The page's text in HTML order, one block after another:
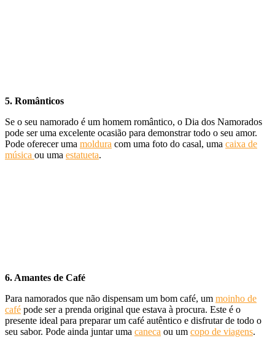
5. Românticos
Se o seu namorado é um homem romântico, o Dia dos Namorados
pode ser uma excelente ocasião para demonstrar todo o seu amor.
Pode oferecer uma moldura com uma foto do casal, uma caixa de
música ou uma estatueta.
6. Amantes de Café
Para namorados que não dispensam um bom café, um moinho de
café pode ser a prenda original que estava à procura. Este é o
presente ideal para preparar um café autêntico e disfrutar de todo o
seu sabor. Pode ainda juntar uma caneca ou um copo de viagens.